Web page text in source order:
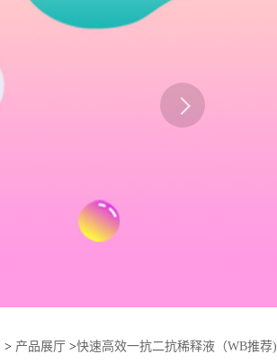
> 产品展厅 >快速高效一抗二抗稀释液（WB推荐)